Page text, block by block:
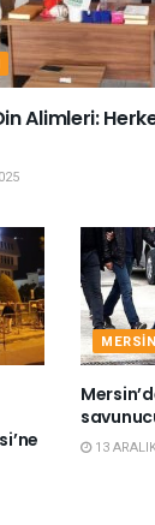
Alimleri:
MERSIN
13